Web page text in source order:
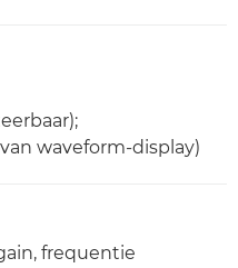
waveform-display)
frequentie